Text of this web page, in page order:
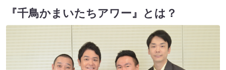
『千鳥かまいたちアワー』とは？